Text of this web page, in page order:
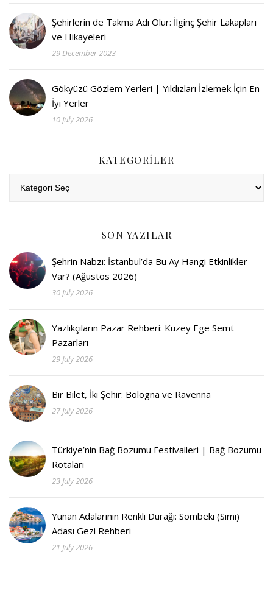
Şehirlerin de Takma Adı Olur: İlginç Şehir Lakapları
ve Hikayeleri
29 December 2023
Gökyüzü Gözlem Yerleri | Yıldızları İzlemek İçin En
İyi Yerler
10 July 2026
KATEGORILER
SON YAZILAR
Şehrin Nabzı: İstanbul’da Bu Ay Hangi Etkinlikler
Var? (Ağustos 2026)
30 July 2026
Yazlıkçıların Pazar Rehberi: Kuzey Ege Semt
Pazarları
29 July 2026
Bir Bilet, İki Şehir: Bologna ve Ravenna
27 July 2026
Türkiye’nin Bağ Bozumu Festivalleri | Bağ Bozumu
Rotaları
23 July 2026
Yunan Adalarının Renkli Durağı: Sömbeki (Simi)
Adası Gezi Rehberi
21 July 2026